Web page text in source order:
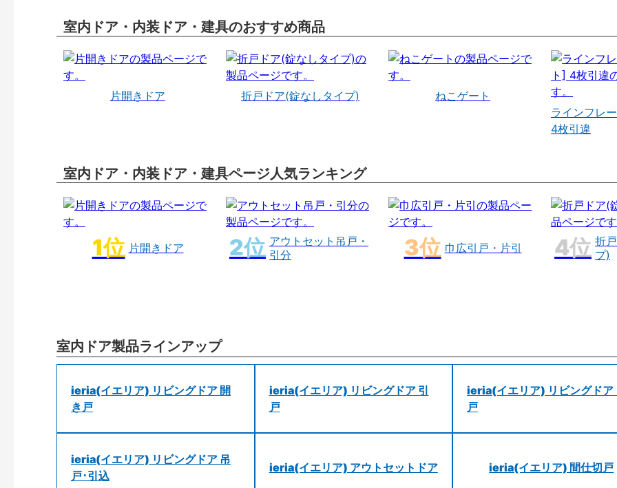
室内ドア・内装ドア・建具のおすすめ商品
片開きドア 折戸ドア(錠なしタイプ)
ねこゲート
ラインフレ
4枚引違
室内ドア・内装ドア・建具ページ人気ランキング
片開きドア
アウトセット吊戸・
引分
巾広引戸・片引
折
プ)
室内ドア製品ラインアップ
ieria(イエリア) リビングドア 開
き戸
ieria(イエリア) リビングドア 引
戸
ieria(イエリア) リビングドア
戸
ieria(イエリア) リビングドア 吊
戸･引込
ieria(イエリア) アウトセットドア ieria(イエリア) 間仕切戸